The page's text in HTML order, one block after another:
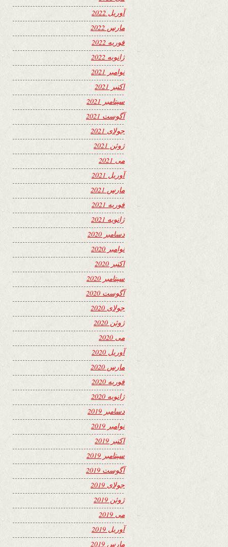
آوریل 2022
مارس 2022
فوریه 2022
ژانویه 2022
نوامبر 2021
اکتبر 2021
سپتامبر 2021
آگوست 2021
جولای 2021
ژوئن 2021
می 2021
آوریل 2021
مارس 2021
فوریه 2021
ژانویه 2021
دسامبر 2020
نوامبر 2020
اکتبر 2020
سپتامبر 2020
آگوست 2020
جولای 2020
ژوئن 2020
می 2020
آوریل 2020
مارس 2020
فوریه 2020
ژانویه 2020
دسامبر 2019
نوامبر 2019
اکتبر 2019
سپتامبر 2019
آگوست 2019
جولای 2019
ژوئن 2019
می 2019
آوریل 2019
مارس 2019